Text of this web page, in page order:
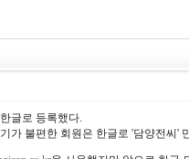
글로 등록했다.
가 불편한 회원은 한글로 '담양전씨'